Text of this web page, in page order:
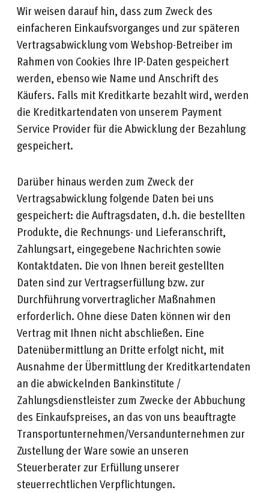
Wir weisen darauf hin, dass zum Zweck des
einfacheren Einkaufsvorganges und zur späteren
Vertragsabwicklung vom Webshop-Betreiber im
Rahmen von Cookies Ihre IP-Daten gespeichert
werden, ebenso wie Name und Anschrift des
Käufers. Falls mit Kreditkarte bezahlt wird, werden
die Kreditkartendaten von unserem Payment
Service Provider für die Abwicklung der Bezahlung
gespeichert.
Darüber hinaus werden zum Zweck der
Vertragsabwicklung folgende Daten bei uns
gespeichert: die Auftragsdaten, d.h. die bestellten
Produkte, die Rechnungs- und Lieferanschrift,
Zahlungsart, eingegebene Nachrichten sowie
Kontaktdaten. Die von Ihnen bereit gestellten
Daten sind zur Vertragserfüllung bzw. zur
Durchführung vorvertraglicher Maßnahmen
erforderlich. Ohne diese Daten können wir den
Vertrag mit Ihnen nicht abschließen. Eine
Datenübermittlung an Dritte erfolgt nicht, mit
Ausnahme der Übermittlung der Kreditkartendaten
an die abwickelnden Bankinstitute /
Zahlungsdienstleister zum Zwecke der Abbuchung
des Einkaufspreises, an das von uns beauftragte
Transportunternehmen/Versandunternehmen zur
Zustellung der Ware sowie an unseren
Steuerberater zur Erfüllung unserer
steuerrechtlichen Verpflichtungen.